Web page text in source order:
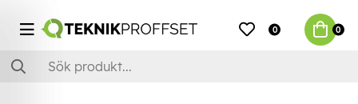
0 0